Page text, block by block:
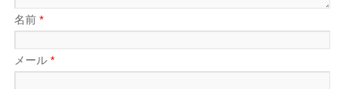
名前*
メール*